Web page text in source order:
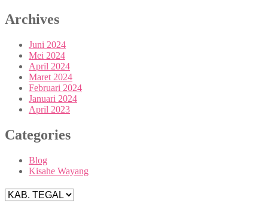
Archives
Juni 2024
Mei 2024
April 2024
Maret 2024
Februari 2024
Januari 2024
April 2023
Categories
Blog
Kisahe Wayang